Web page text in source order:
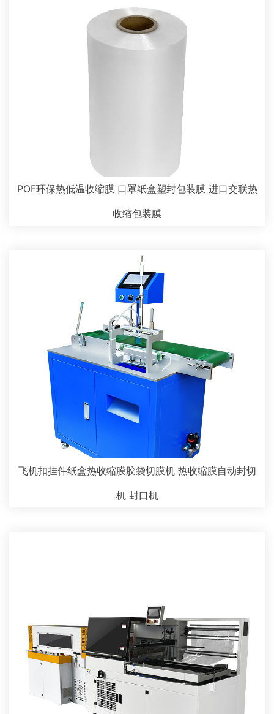
POF环保热低温收缩膜 口罩纸盒塑封包装膜 进口交联热
收缩包装膜
飞机扣挂件纸盒热收缩膜胶袋切膜机 热收缩膜自动封切
机 封口机